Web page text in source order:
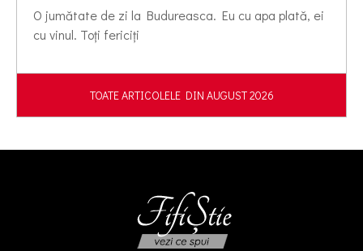
O jumătate de zi la Budureasca. Eu cu apa plată, ei
cu vinul. Toți fericiți
TOATE ARTICOLELE DIN AUGUST 2026